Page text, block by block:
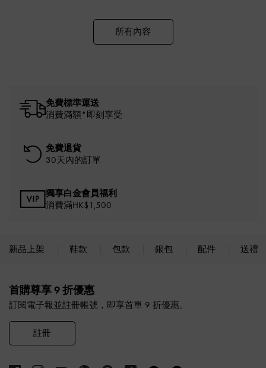
所有內容
免費標準運送
消費滿額*即刻享受
免費退貨
30天內的訂單
獨享白金會員福利
消費滿HK$1,500
新品上架 鞋款 包款 銀包 配件 送禮
首購尊享 9 折優惠
訂閱電子報並註冊帳號，即享首單 9 折優惠。
註冊